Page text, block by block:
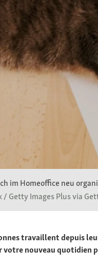
im Homeoffice neu
Getty Images Plus via
travaillent depuis
votre nouveau quotidien